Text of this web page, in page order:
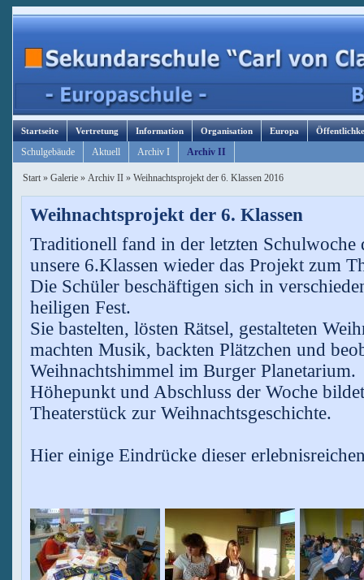
Startseite Vertretung Information Organisation Europa
Schulgebäude Aktuell Archiv I Archiv II
Start» Galerie» Archiv II» Weihnachtsprojekt der 6. Klassen 2016
Weihnachtsprojekt der 6. Klassen
Traditionell fand in der letzten Schulwoche
unsere 6.Klassen wieder das Projekt zum
Die Schüler beschäftigen sich in
heiligen Fest.
Sie bastelten, lösten Rätsel, gestalteten
machten Musik, backten Plätzchen und
Weihnachtshimmel im Burger Planetarium.
Höhepunkt und Abschluss der Woche
Theaterstück zur Weihnachtsgeschichte.
Hier einige Eindrücke dieser